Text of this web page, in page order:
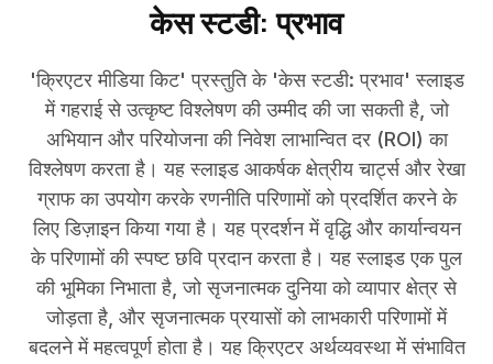
केस स्टडी: प्रभाव
'क्रिएटर मीडिया किट' प्रस्तुति के 'केस स्टडी: प्रभाव' स्लाइड
में गहराई से उत्कृष्ट विश्लेषण की उम्मीद की जा सकती है, जो
अभियान और परियोजना की निवेश लाभान्वित दर (ROI) का
विश्लेषण करता है। यह स्लाइड आकर्षक क्षेत्रीय चार्ट्स और रेखा
ग्राफ का उपयोग करके रणनीति परिणामों को प्रदर्शित करने के
लिए डिज़ाइन किया गया है। यह प्रदर्शन में वृद्धि और कार्यान्वयन
के परिणामों की स्पष्ट छवि प्रदान करता है। यह स्लाइड एक पुल
की भूमिका निभाता है, जो सृजनात्मक दुनिया को व्यापार क्षेत्र से
जोड़ता है, और सृजनात्मक प्रयासों को लाभकारी परिणामों में
बदलने में महत्वपूर्ण होता है। यह क्रिएटर अर्थव्यवस्था में संभावित